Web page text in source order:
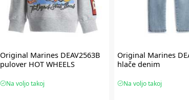
Original Marines DEAV2563B
pulover HOT WHEELS
Na voljo takoj
Original Marines
hlače denim
Na voljo takoj